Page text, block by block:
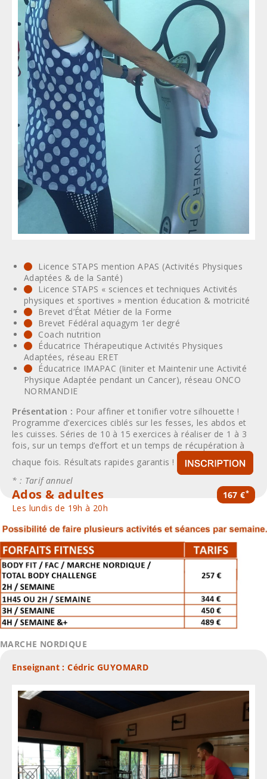
Licence STAPS mention APAS (Activités Physiques
Adaptées & de la Santé)
Licence STAPS « sciences et techniques Activités
physiques et sportives » mention éducation & motricité
Brevet d’État Métier de la Forme
Brevet Fédéral aquagym 1er degré
Coach nutrition
Éducatrice Thérapeutique Activités Physiques
Adaptées, réseau ERET
Éducatrice IMAPAC (Iiniter et Maintenir une Activité
Physique Adaptée pendant un Cancer), réseau ONCO
NORMANDIE
Présentation : Pour affiner et tonifier votre silhouette !
Programme d’exercices ciblés sur les fesses, les abdos et
les cuisses. Séries de 10 à 15 exercices à réaliser de 1 à 3
fois, sur un temps d’effort et un temps de récupération à
chaque fois. Résultats rapides garantis !
* : Tarif annuel
Ados & adultes 167 €*
Les lundis de 19h à 20h
MARCHE NORDIQUE
Enseignant : Cédric GUYOMARD